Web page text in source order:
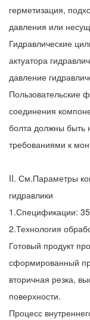
герметизация,
давления или
Гидравлические
актуатора
давление
Пользовательские
соединения
болта должны быть
требованиями к
II. См.Параметры
гидравлики
1.Спецификации:
2.Технология
Готовый продукт
сформированный
вторичная резка,
поверхности.
Процесс